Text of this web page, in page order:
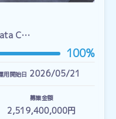
C…
100%
用開始日 2026/05/21
募集金額
2,519,400,000円